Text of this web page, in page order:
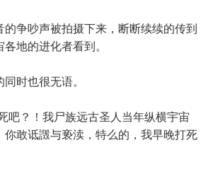
争吵声被拍摄下来，断断续续的传到
地的进化者看到。
时也很无语。
吧？！我尸族远古圣人当年纵横宇宙
你敢诋譭与亵渎，特么的，我早晚打死